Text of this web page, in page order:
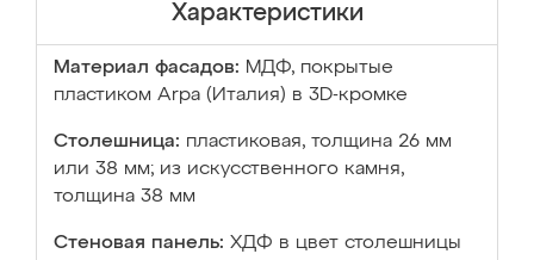
Характеристики
Материал фасадов: МДФ, покрытые
пластиком Arpa (Италия) в 3D-кромке
Столешница: пластиковая, толщина 26 мм
или 38 мм; из искусственного камня,
толщина 38 мм
Стеновая панель: ХДФ в цвет столешницы